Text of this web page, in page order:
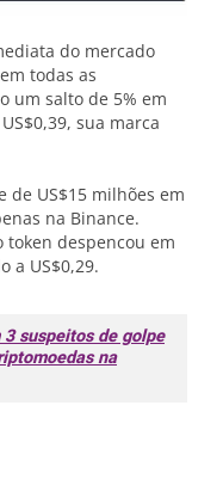
do mercado
todas as
um salto de 5% em
sua marca
de US$15 milhões em
na Binance.
token despencou em
a US$0,29.
suspeitos de golpe
na